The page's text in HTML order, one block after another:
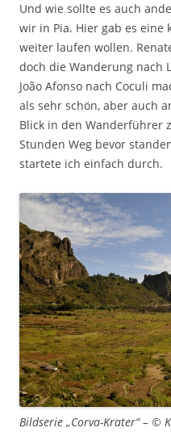
Und wie sollte es auch
wir in Pia. Hier gab es eine
weiter laufen wollen.
doch die Wanderung nach
João Afonso nach Coculi
als sehr schön, aber auch
Blick in den Wanderführer
Stunden Weg bevor
startete ich einfach durch.
Bildserie „Corva-Krater“ – ©